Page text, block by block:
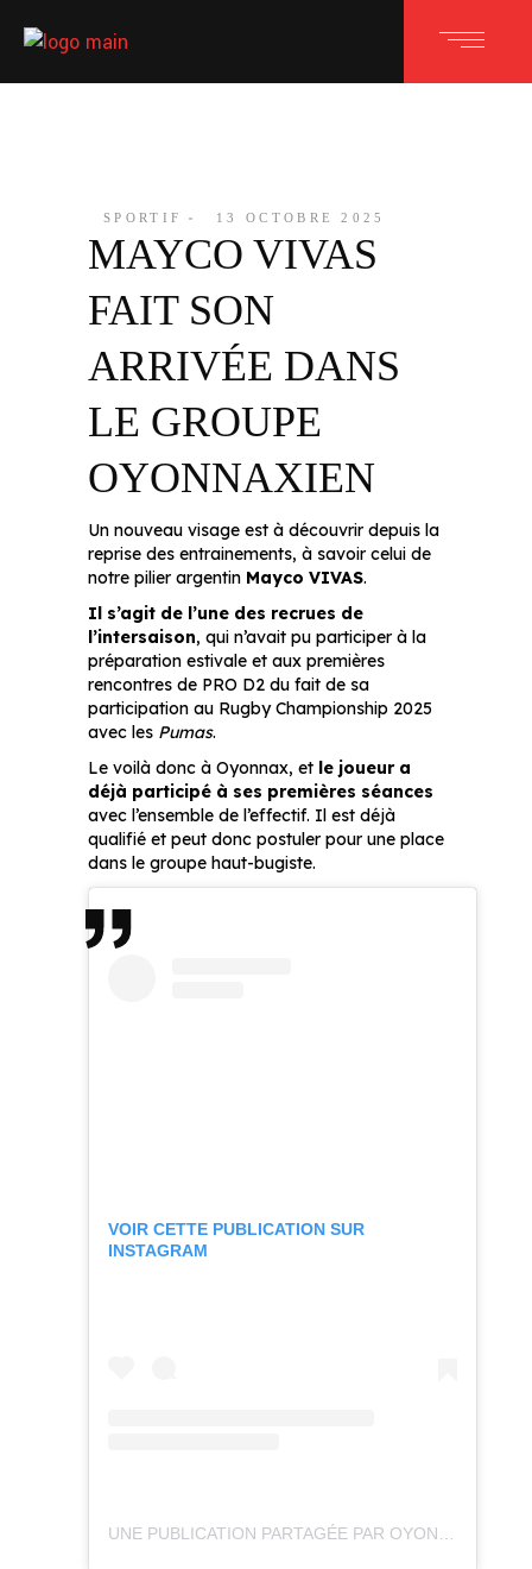
SPORTIF 13 OCTOBRE 2025
MAYCO VIVAS
FAIT SON
ARRIVÉE DANS
LE GROUPE
OYONNAXIEN
Un nouveau visage est à découvrir depuis la
reprise des entrainements, à savoir celui de
notre pilier argentin Mayco VIVAS.
Il s’agit de l’une des recrues de
l’intersaison, qui n’avait pu participer à la
préparation estivale et aux premières
rencontres de PRO D2 du fait de sa
participation au Rugby Championship 2025
avec les Pumas.
Le voilà donc à Oyonnax, et le joueur a
déjà participé à ses premières séances
avec l’ensemble de l’effectif. Il est déjà
qualifié et peut donc postuler pour une place
dans le groupe haut-bugiste.
VOIR CETTE PUBLICATION SUR
INSTAGRAM